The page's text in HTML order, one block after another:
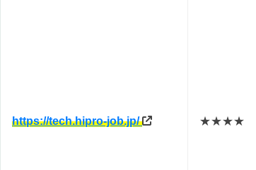
https://tech.hipro-job.jp/ ★★★★